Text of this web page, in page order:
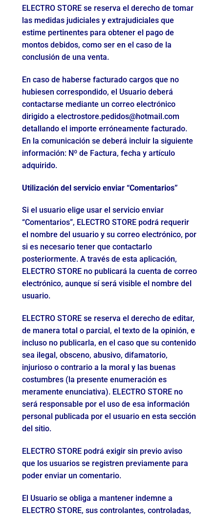
ELECTRO STORE se reserva el derecho de tomar
las medidas judiciales y extrajudiciales que
estime pertinentes para obtener el pago de
montos debidos, como ser en el caso de la
conclusión de una venta.
En caso de haberse facturado cargos que no
hubiesen correspondido, el Usuario deberá
contactarse mediante un correo electrónico
dirigido a electrostore.pedidos@hotmail.com
detallando el importe erróneamente facturado.
En la comunicación se deberá incluir la siguiente
información: Nº de Factura, fecha y artículo
adquirido.
Utilización del servicio enviar “Comentarios”
Si el usuario elige usar el servicio enviar
“Comentarios”, ELECTRO STORE podrá requerir
el nombre del usuario y su correo electrónico, por
si es necesario tener que contactarlo
posteriormente. A través de esta aplicación,
ELECTRO STORE no publicará la cuenta de correo
electrónico, aunque sí será visible el nombre del
usuario.
ELECTRO STORE se reserva el derecho de editar,
de manera total o parcial, el texto de la opinión, e
incluso no publicarla, en el caso que su contenido
sea ilegal, obsceno, abusivo, difamatorio,
injurioso o contrario a la moral y las buenas
costumbres (la presente enumeración es
meramente enunciativa). ELECTRO STORE no
será responsable por el uso de esa información
personal publicada por el usuario en esta sección
del sitio.
ELECTRO STORE podrá exigir sin previo aviso
que los usuarios se registren previamente para
poder enviar un comentario.
El Usuario se obliga a mantener indemne a
ELECTRO STORE, sus controlantes, controladas,